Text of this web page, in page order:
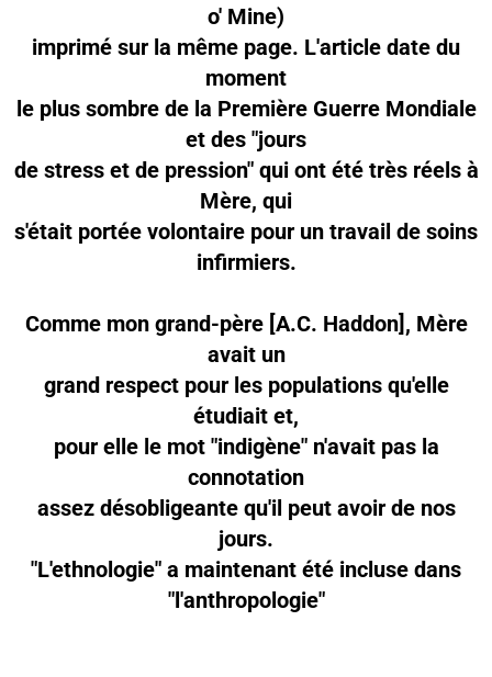
o' Mine)
imprimé sur la même page. L'article date du
moment
le plus sombre de la Première Guerre Mondiale
et des "jours
de stress et de pression" qui ont été très réels à
Mère, qui
s'était portée volontaire pour un travail de soins
infirmiers.
Comme mon grand-père [A.C. Haddon], Mère
avait un
grand respect pour les populations qu'elle
étudiait et,
pour elle le mot "indigène" n'avait pas la
connotation
assez désobligeante qu'il peut avoir de nos
jours.
"L'ethnologie" a maintenant été incluse dans
"l'anthropologie"